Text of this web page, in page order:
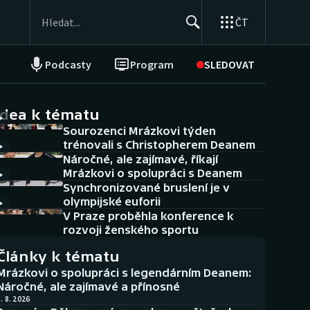
ČT
Podcasty Program SLEDOVAT
NEPŘEHLÉDNĚTE
Historické návraty
Aplikace ČT sport
AZ kvíz
k tématu
Sourozenci Mrázkovi týden
trénovali s Christopherem Deanem
Náročné, ale zajímavé, říkají
Mrázkovi o spolupráci s Deanem
Synchronizované bruslení je v
olympijské euforii
V Praze proběhla konference k
rozvoji ženského sportu
k tématu
o spolupráci s legendárním Deanem:
ale zajímavé a přínosné
8. 2026